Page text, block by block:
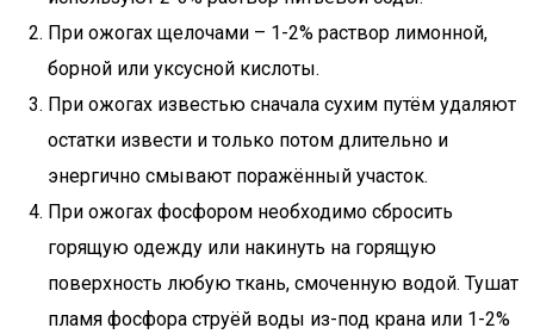
При ожогах щелочами – 1-2% раствор лимонной,
борной или уксусной кислоты.
При ожогах известью сначала сухим путём удаляют
остатки извести и только потом длительно и
энергично смывают поражённый участок.
При ожогах фосфором необходимо сбросить
горящую одежду или накинуть на горящую
поверхность любую ткань, смоченную водой. Тушат
пламя фосфора струёй воды из-под крана или 1-2%